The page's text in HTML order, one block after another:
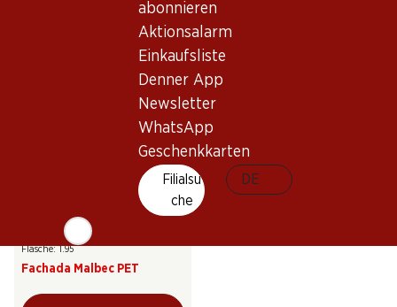
abonnieren
Aktionsalarm
Einkaufsliste
Denner App
Newsletter
WhatsApp
Geschenkkarten
Filialsu
che
DE
Cabernet Sauvignon
Flasche: 1.95
Fachada Malbec PET